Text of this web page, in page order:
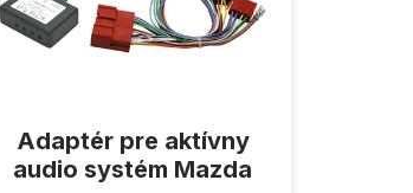
Adaptér pre aktívny
audio systém Mazda